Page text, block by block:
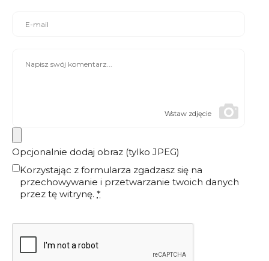
Wstaw zdjęcie
Opcjonalnie dodaj obraz (tylko JPEG)
Korzystając z formularza zgadzasz się na
przechowywanie i przetwarzanie twoich danych
przez tę witrynę. *